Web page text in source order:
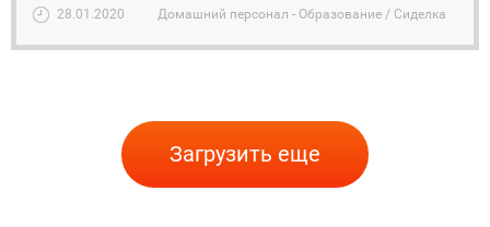
28.01.2020 Домашний персонал - Образование / Сиделка
Загрузить еще